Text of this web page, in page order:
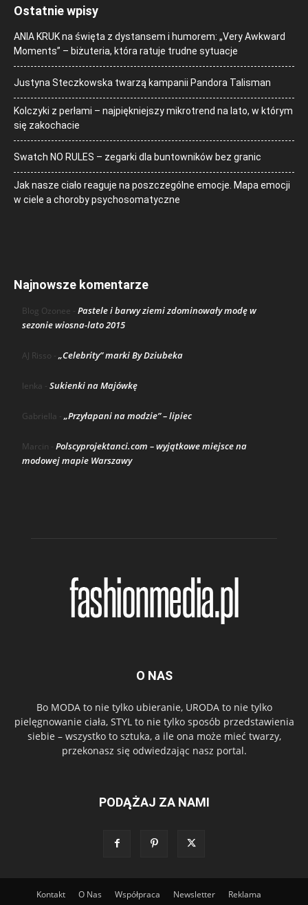
Ostatnie wpisy
ANIA KRUK na święta z dystansem i humorem: „Very Awkward
Moments” – biżuteria, która ratuje trudne sytuacje
Justyna Steczkowska twarzą kampanii Pandora Talisman
Kolczyki z perłami – najpiękniejszy mikrotrend na lato, w którym
się zakochacie
Swatch NO RULES – zegarki dla buntowników bez granic
Jak nasze ciało reaguje na poszczególne emocje. Mapa emocji
w ciele a choroby psychosomatyczne
Najnowsze komentarze
Blog Ozonee - Pastele i barwy ziemi zdominowały modę w
sezonie wiosna-lato 2015
AJ Risso -„Celebrity” marki By Dziubeka
lenka - Sukienki na Majówkę
Gabriella -„Przyłapani na modzie” – lipiec
Marcin - Polscyprojektanci.com – wyjątkowe miejsce na
modowej mapie Warszawy
O NAS
Bo MODA to nie tylko ubieranie, URODA to nie tylko
pielęgnowanie ciała, STYL to nie tylko sposób przedstawienia
siebie – wszystko to sztuka, a ile ona może mieć twarzy,
przekonasz się odwiedzając nasz portal.
PODĄŻAJ ZA NAMI
Kontakt O Nas Współpraca Newsletter
Reklama